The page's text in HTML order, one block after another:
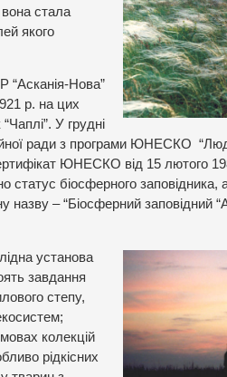
стала
якого
“Асканія-Нова”
р. на цих
У грудні
ради з програми ЮНЕСКО
ЮНЕСКО від 15 лютого
біосферного заповідника,
назву – “Біосферний заповідний
установа
завдання
степу,
колекцій
рідкісних